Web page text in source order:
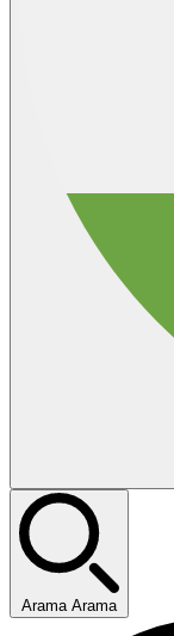
Arama Arama